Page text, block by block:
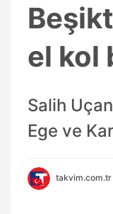
el kol
Salih
Ege ve
takvim.com.tr